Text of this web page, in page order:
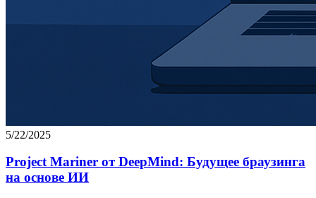
5/22/2025
Project Mariner от DeepMind: Будущее браузинга
на основе ИИ